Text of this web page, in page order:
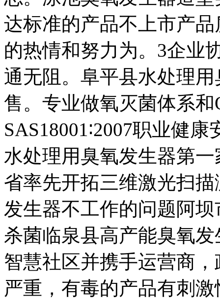
达标准的产品不上市产
的热情和努力为。3企业
通无阻。阜平县水处理
售。专业做氧灭菌体系
SAS18001∶2007职业健
水处理用臭氧发生器第
省率先开拓三维激光扫
发生器不工作的问题阿
杀菌临泉县高产能臭氧
智慧社区并携手运营商
严重，有毒的产品有刺